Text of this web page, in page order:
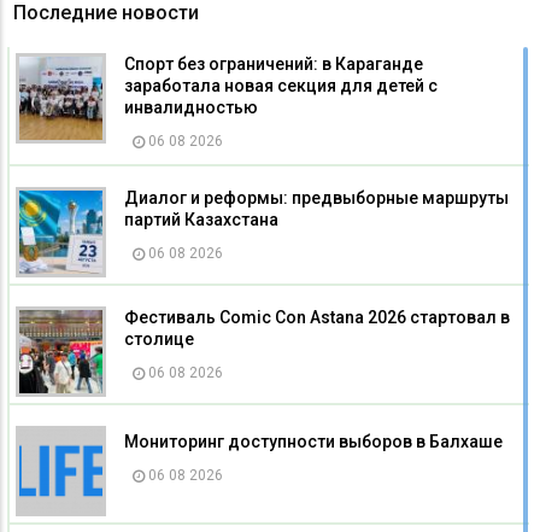
Последние новости
Спорт без ограничений: в Караганде
заработала новая секция для детей с
инвалидностью
06 08 2026
Диалог и реформы: предвыборные маршруты
партий Казахстана
06 08 2026
Фестиваль Comic Con Astana 2026 стартовал в
столице
06 08 2026
Мониторинг доступности выборов в Балхаше
06 08 2026